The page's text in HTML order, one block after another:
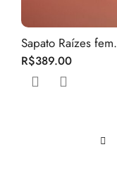
Sapato Raízes fem.
R$389.00